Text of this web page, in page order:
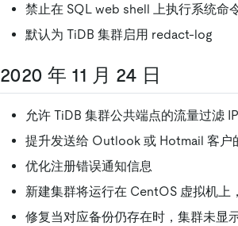
禁止在 SQL web shell 上执行系统命
默认为 TiDB 集群启用 redact-log
2020 年 11 月 24 日
允许 TiDB 集群公共端点的流量过滤
提升发送给 Outlook 或 Hotmail 客户
优化注册错误通知信息
新建集群将运行在 CentOS 虚拟机上
修复当对应备份仍存在时，集群未显